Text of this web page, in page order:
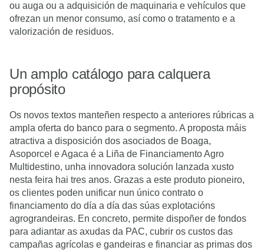
ou auga ou a adquisición de maquinaria e vehículos que
ofrezan un menor consumo, así como o tratamento e a
valorización de residuos.
Un amplo catálogo para calquera
propósito
Os novos textos manteñen respecto a anteriores rúbricas a
ampla oferta do banco para o segmento. A proposta máis
atractiva a disposición dos asociados de Boaga,
Asoporcel e Agaca é a Liña de Financiamento Agro
Multidestino, unha innovadora solución lanzada xusto
nesta feira hai tres anos. Grazas a este produto pioneiro,
os clientes poden unificar nun único contrato o
financiamento do día a día das súas explotacións
agrograndeiras. En concreto, permite dispoñer de fondos
para adiantar as axudas da PAC, cubrir os custos das
campañas agrícolas e gandeiras e financiar as primas dos